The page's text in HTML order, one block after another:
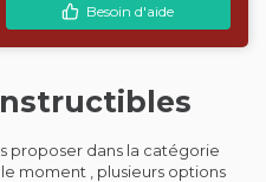
Besoin d'aide
proposer dans la catégorie
moment , plusieurs options